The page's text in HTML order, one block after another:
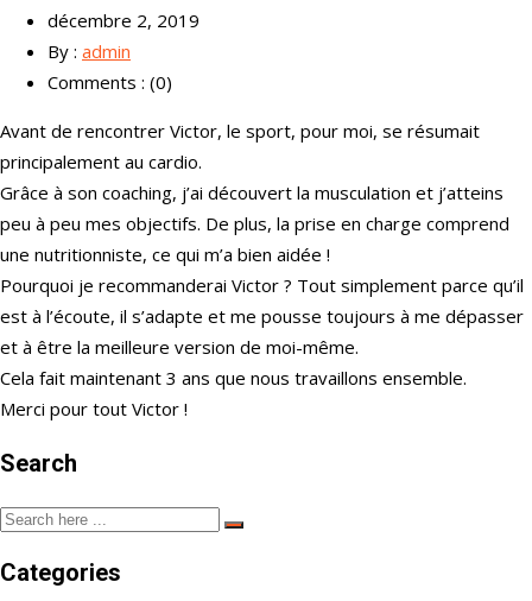
décembre 2, 2019
By : admin
Comments : (0)
Avant de rencontrer Victor, le sport, pour moi, se résumait
principalement au cardio.
Grâce à son coaching, j’ai découvert la musculation et j’atteins
peu à peu mes objectifs. De plus, la prise en charge comprend
une nutritionniste, ce qui m’a bien aidée !
Pourquoi je recommanderai Victor ? Tout simplement parce qu’il
est à l’écoute, il s’adapte et me pousse toujours à me dépasser
et à être la meilleure version de moi-même.
Cela fait maintenant 3 ans que nous travaillons ensemble.
Merci pour tout Victor !
Search
Categories